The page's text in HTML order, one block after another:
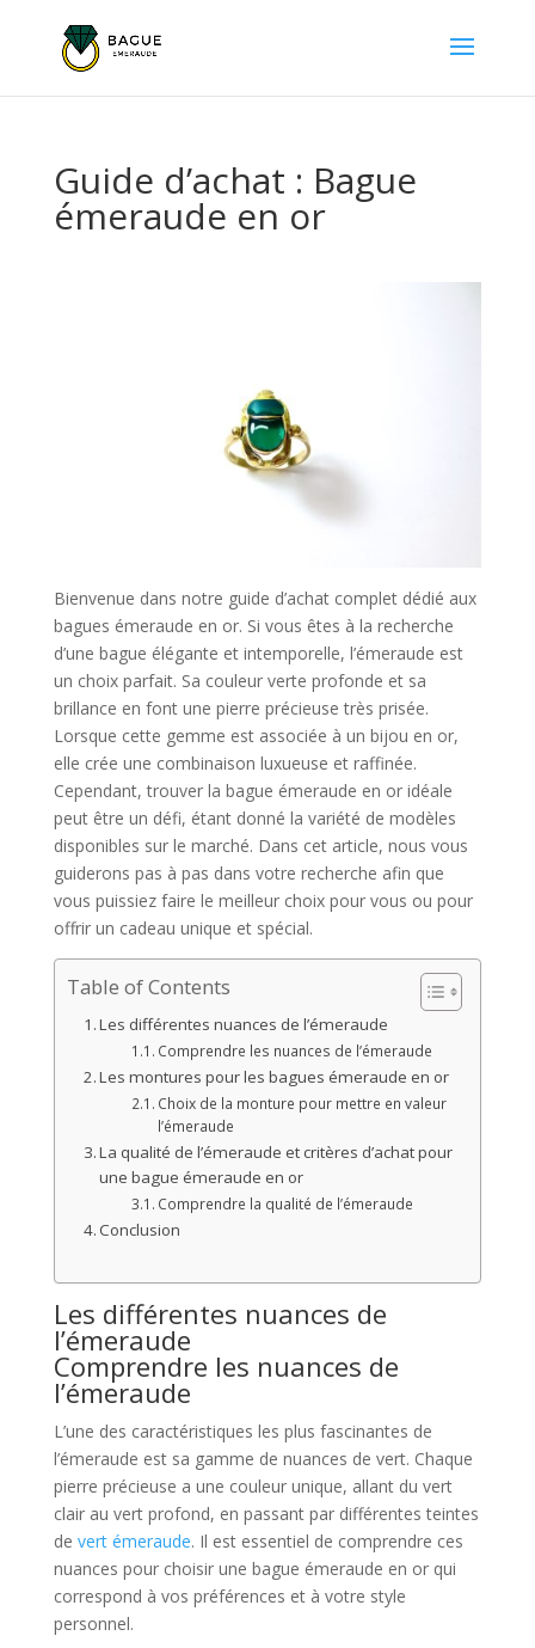
Guide d’achat : Bague
émeraude en or
Bienvenue dans notre guide d’achat complet dédié aux
bagues émeraude en or. Si vous êtes à la recherche
d’une bague élégante et intemporelle, l’émeraude est
un choix parfait. Sa couleur verte profonde et sa
brillance en font une pierre précieuse très prisée.
Lorsque cette gemme est associée à un bijou en or,
elle crée une combinaison luxueuse et raffinée.
Cependant, trouver la bague émeraude en or idéale
peut être un défi, étant donné la variété de modèles
disponibles sur le marché. Dans cet article, nous vous
guiderons pas à pas dans votre recherche afin que
vous puissiez faire le meilleur choix pour vous ou pour
offrir un cadeau unique et spécial.
Table of Contents
Les différentes nuances de l’émeraude
Comprendre les nuances de l’émeraude
Les montures pour les bagues émeraude en or
Choix de la monture pour mettre en valeur
l’émeraude
La qualité de l’émeraude et critères d’achat pour
une bague émeraude en or
Comprendre la qualité de l’émeraude
Conclusion
Les différentes nuances de
l’émeraude
Comprendre les nuances de
l’émeraude
L’une des caractéristiques les plus fascinantes de
l’émeraude est sa gamme de nuances de vert. Chaque
pierre précieuse a une couleur unique, allant du vert
clair au vert profond, en passant par différentes teintes
de vert émeraude. Il est essentiel de comprendre ces
nuances pour choisir une bague émeraude en or qui
correspond à vos préférences et à votre style
personnel.